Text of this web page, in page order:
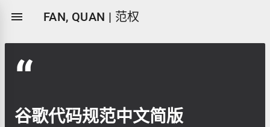
 FAN, QUAN | 范权
谷歌代码规范中文简版